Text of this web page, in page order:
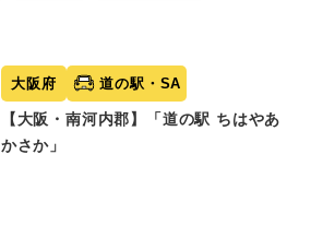
大阪府 道の駅・SA
【大阪・南河内郡】「道の駅 ちはやあ
かさか」